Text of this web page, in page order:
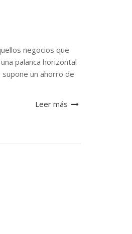
negocios que
palanca horizontal
un ahorro de
Leer más